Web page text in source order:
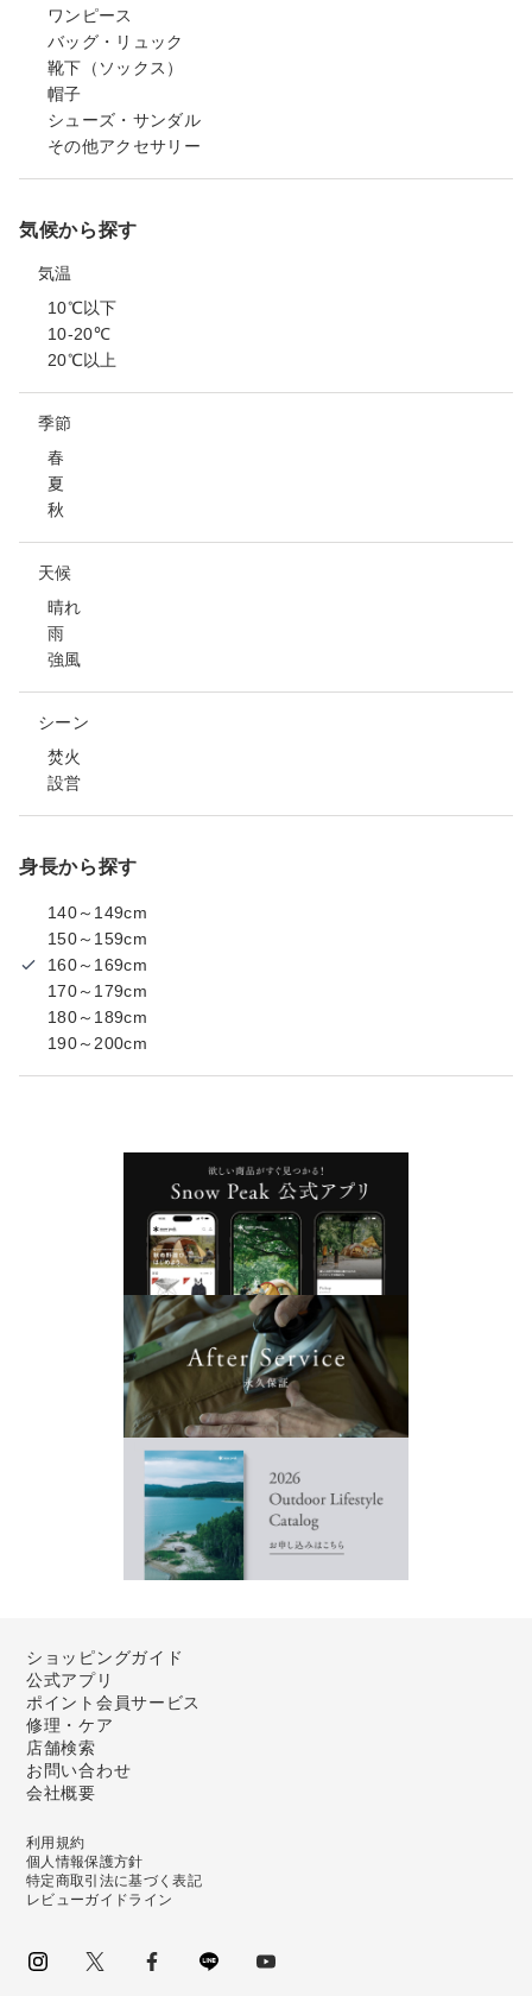
ワンピース
バッグ・リュック
靴下（ソックス）
帽子
シューズ・サンダル
その他アクセサリー
気候から探す
気温
10℃以下
10-20℃
20℃以上
季節
春
夏
秋
天候
晴れ
雨
強風
シーン
焚火
設営
身長から探す
140～149cm
150～159cm
160～169cm
170～179cm
180～189cm
190～200cm
ショッピングガイド
公式アプリ
ポイント会員サービス
修理・ケア
店舗検索
お問い合わせ
会社概要
利用規約
個人情報保護方針
特定商取引法に基づく表記
レビューガイドライン